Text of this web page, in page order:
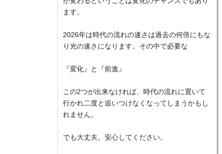
ます。
2026年は時代の流れの速さは過去の何倍にもな
り光の速さになります。その中で必要な
『変化』と『前進』
この2つが出来なければ、時代の流れに置いて
行かれ二度と追いつけなくなってしまうかもし
れません。
でも大丈夫。安心してください。